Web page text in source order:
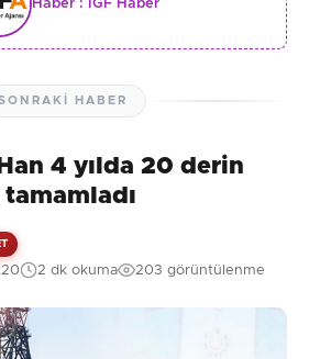
Haber : İGF Haber
HABER
4 yılda 20 derin
2 dk okuma 203 görüntülenme